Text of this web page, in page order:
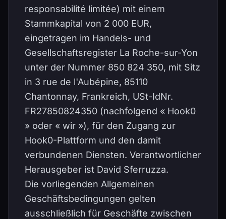
responsabilité limitée) mit einem
Stammkapital von 2 000 EUR,
eingetragen im Handels- und
Gesellschaftsregister La Roche-sur-Yon
unter der Nummer 850 824 350, mit Sitz
in 3 rue de l'Aubépine, 85110
Chantonnay, Frankreich, USt-IdNr.
FR27850824350 (nachfolgend « Hook0
» oder « wir »), für den Zugang zur
Hook0-Plattform und den damit
verbundenen Diensten. Verantwortlicher
Herausgeber ist David Sferruzza.
Die vorliegenden Allgemeinen
Geschäftsbedingungen gelten
ausschließlich für Geschäfte zwischen